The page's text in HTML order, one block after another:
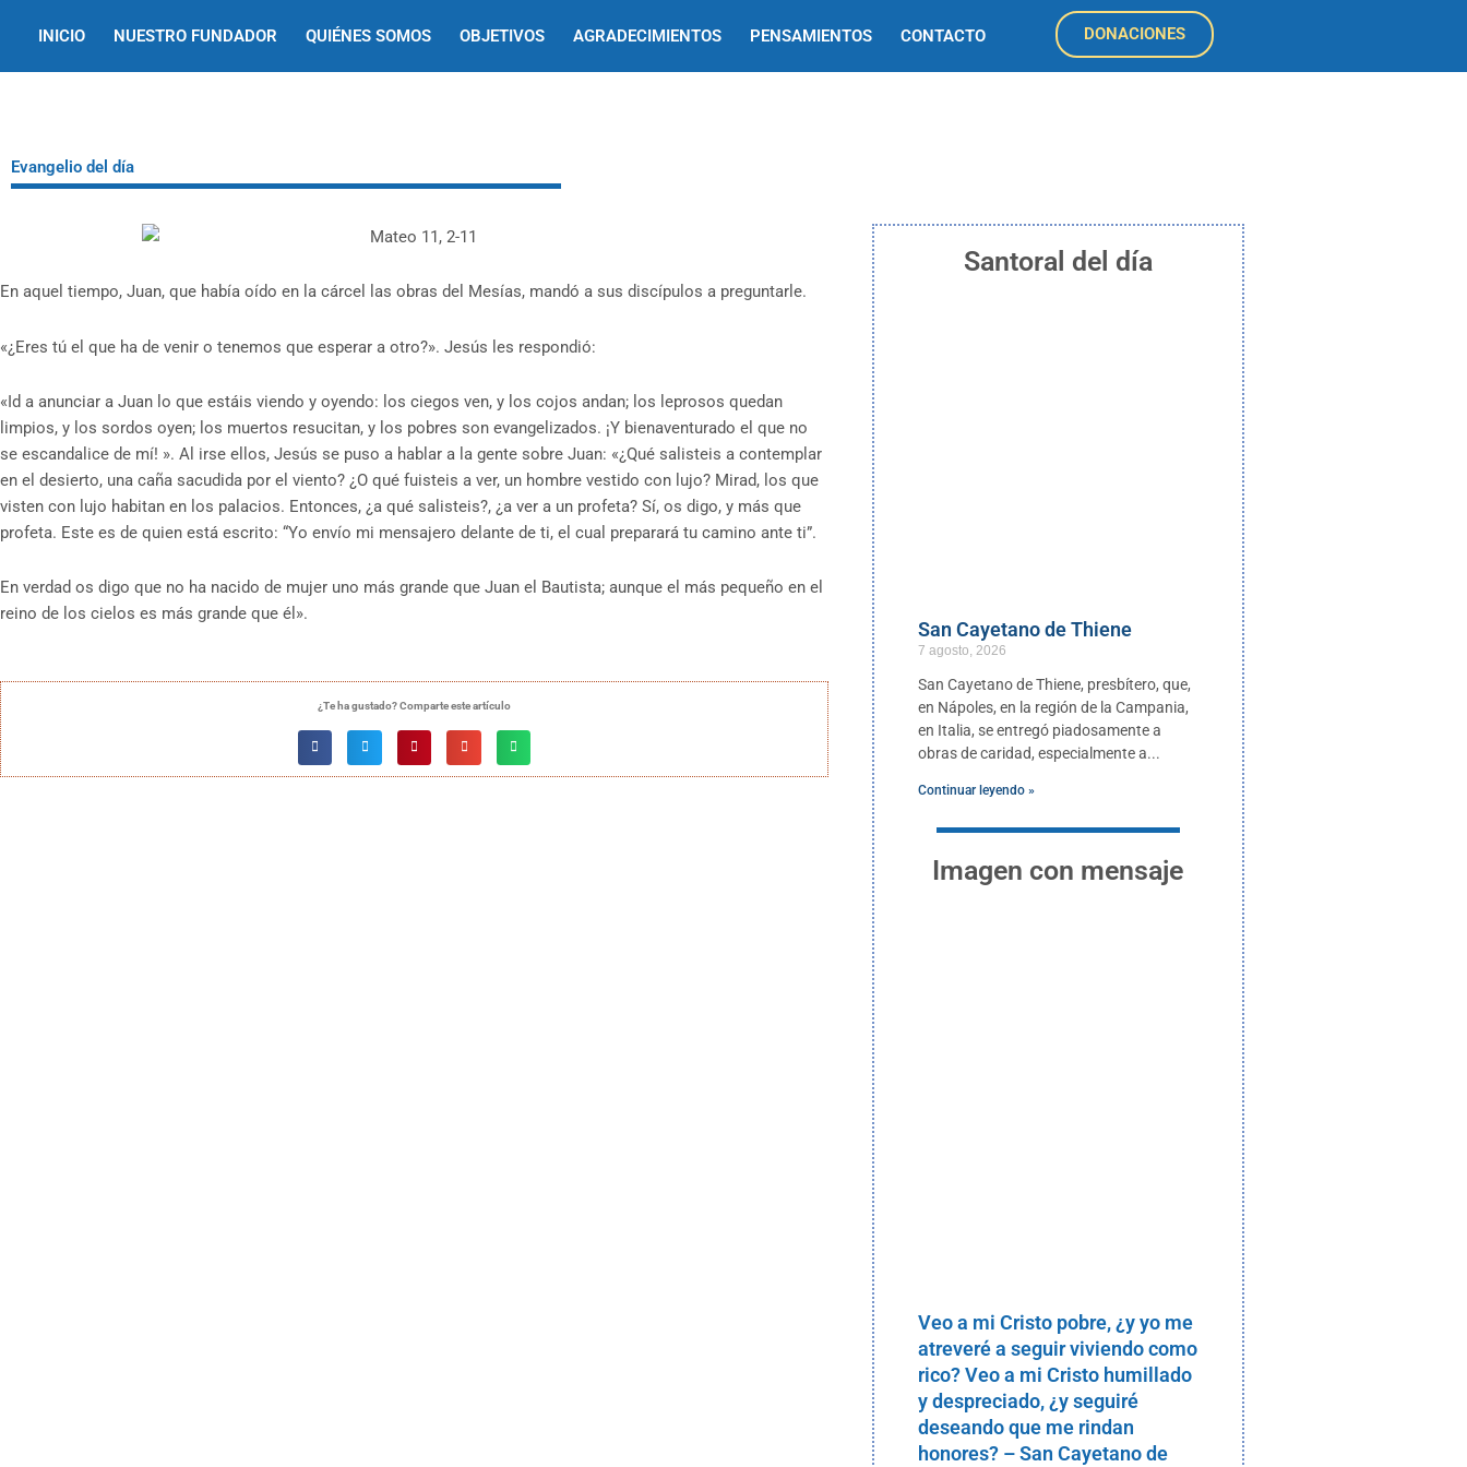
INICIO NUESTRO FUNDADOR QUIÉNES SOMOS OBJETIVOS AGRADECIMIENTOS PENSAMIENTOS CONTACTO DONACIONES
Evangelio del día
En aquel tiempo, Juan, que había oído en la cárcel las obras del Mesías, mandó a sus discípulos a preguntarle.
«¿Eres tú el que ha de venir o tenemos que esperar a otro?». Jesús les respondió:
«Id a anunciar a Juan lo que estáis viendo y oyendo: los ciegos ven, y los cojos andan; los leprosos quedan
limpios, y los sordos oyen; los muertos resucitan, y los pobres son evangelizados. ¡Y bienaventurado el que no
se escandalice de mí! ». Al irse ellos, Jesús se puso a hablar a la gente sobre Juan: «¿Qué salisteis a contemplar
en el desierto, una caña sacudida por el viento? ¿O qué fuisteis a ver, un hombre vestido con lujo? Mirad, los que
visten con lujo habitan en los palacios. Entonces, ¿a qué salisteis?, ¿a ver a un profeta? Sí, os digo, y más que
profeta. Este es de quien está escrito: “Yo envío mi mensajero delante de ti, el cual preparará tu camino ante ti”.
En verdad os digo que no ha nacido de mujer uno más grande que Juan el Bautista; aunque el más pequeño en el
reino de los cielos es más grande que él».
¿Te ha gustado? Comparte este artículo
Santoral del día
San Cayetano de Thiene
7 agosto, 2026
San Cayetano de Thiene, presbítero, que,
en Nápoles, en la región de la Campania,
en Italia, se entregó piadosamente a
obras de caridad, especialmente a
Continuar leyendo »
Imagen con mensaje
Veo a mi Cristo pobre, ¿y yo me
atreveré a seguir viviendo como
rico? Veo a mi Cristo humillado
y despreciado, ¿y seguiré
deseando que me rindan
honores? – San Cayetano de